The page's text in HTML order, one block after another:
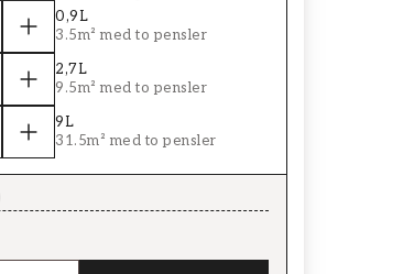
0,9L
3.5m² med to pensler
2,7L
9.5m² med to pensler
9L
31.5m² med to pensler